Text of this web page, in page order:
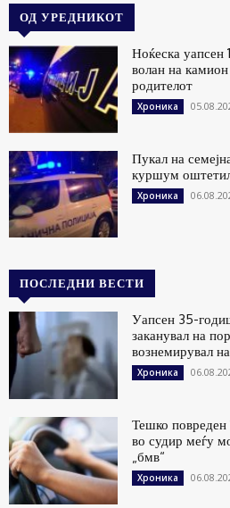
ОД УРЕДНИКОТ
Ноќеска уапсен
волан на
родителот
Хроника
Пукал на
куршум
Хроника
ПОСЛЕДНИ ВЕСТИ
Уапсен 35-
заканувал на
вознемирувал
Хроника
Тешко
во судир меѓу
„бмв“
Хроника